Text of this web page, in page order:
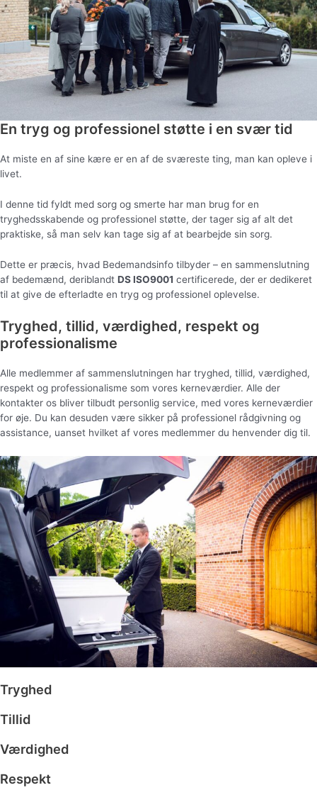
En tryg og professionel støtte i en svær tid
At miste en af sine kære er en af de sværeste ting, man kan opleve i
livet.
I denne tid fyldt med sorg og smerte har man brug for en
tryghedsskabende og professionel støtte, der tager sig af alt det
praktiske, så man selv kan tage sig af at bearbejde sin sorg.
Dette er præcis, hvad Bedemandsinfo tilbyder – en sammenslutning
af bedemænd, deriblandt DS ISO9001 certificerede, der er dedikeret
til at give de efterladte en tryg og professionel oplevelse.
Tryghed, tillid, værdighed, respekt og
professionalisme
Alle medlemmer af sammenslutningen har tryghed, tillid, værdighed,
respekt og professionalisme som vores kerneværdier. Alle der
kontakter os bliver tilbudt personlig service, med vores kerneværdier
for øje. Du kan desuden være sikker på professionel rådgivning og
assistance, uanset hvilket af vores medlemmer du henvender dig til.
Tryghed
Tillid
Værdighed
Respekt